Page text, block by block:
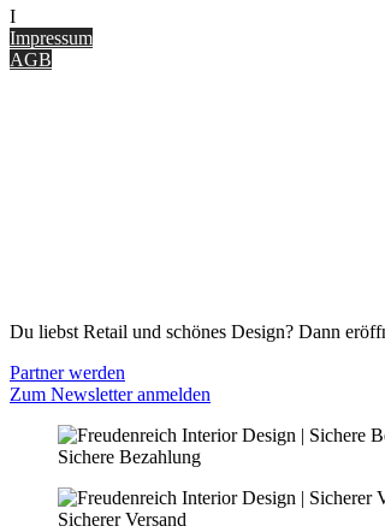
I
Impressum
AGB
Du liebst Retail und schönes Design? Dann
Partner werden
Zum Newsletter anmelden
Sichere Bezahlung
Sicherer Versand